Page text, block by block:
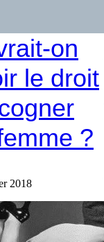
on
le droit
?
2018